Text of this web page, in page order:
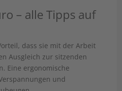
– alle Tipps auf
dass sie mit der Arbeit
Ausgleich zur sitzenden
Eine ergonomische
und